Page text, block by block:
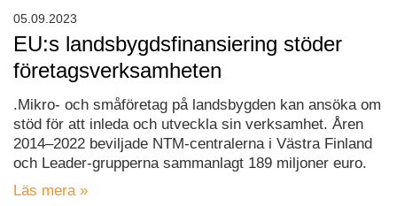
EU:s landsbygdsfinansiering stöder
företagsverksamheten
.Mikro- och småföretag på landsbygden kan ansöka om
stöd för att inleda och utveckla sin verksamhet. Åren
2014–2022 beviljade NTM-centralerna i Västra Finland
och Leader-grupperna sammanlagt 189 miljoner euro.
Läs mera »
05.09.2023